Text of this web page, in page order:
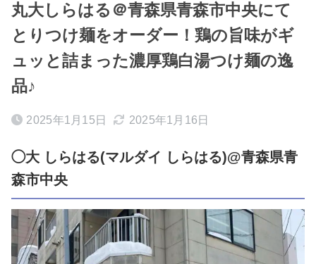
丸大しらはる＠青森県青森市中央にて
とりつけ麺をオーダー！鶏の旨味がギ
ュッと詰まった濃厚鶏白湯つけ麺の逸
品♪
2025年1月15日 2025年1月16日
◯大 しらはる(マルダイ しらはる)@青森県青
森市中央